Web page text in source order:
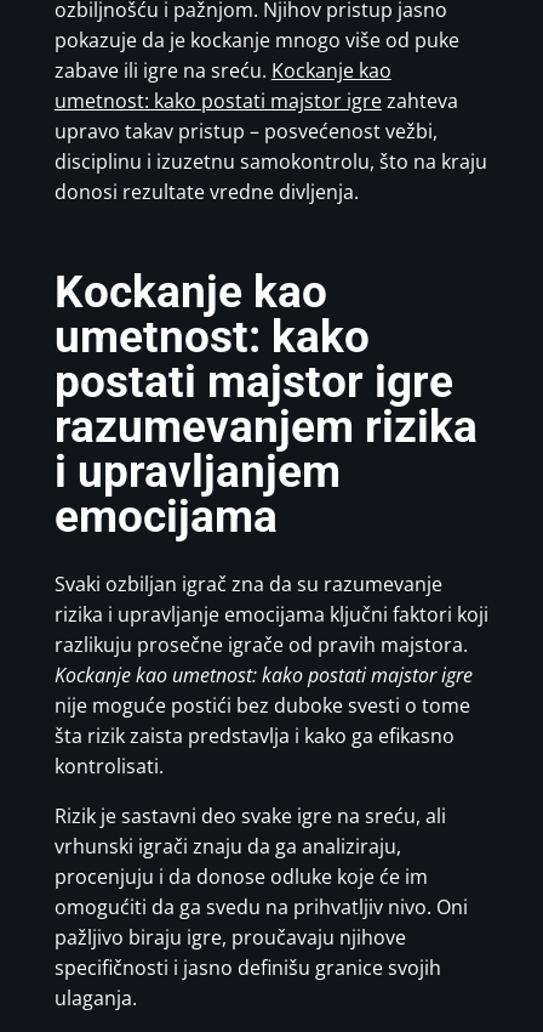
ozbiljnošću i pažnjom. Njihov pristup jasno
pokazuje da je kockanje mnogo više od puke
zabave ili igre na sreću. Kockanje kao
umetnost: kako postati majstor igrezahteva
upravo takav pristup – posvećenost vežbi,
disciplinu i izuzetnu samokontrolu, što na kraju
donosi rezultate vredne divljenja.
Kockanje kao
umetnost: kako
postati majstor igre
razumevanjem rizika
i upravljanjem
emocijama
Svaki ozbiljan igrač zna da su razumevanje
rizika i upravljanje emocijama ključni faktori koji
razlikuju prosečne igrače od pravih majstora.
Kockanje kao umetnost: kako postati majstor igre
nije moguće postići bez duboke svesti o tome
šta rizik zaista predstavlja i kako ga efikasno
kontrolisati.
Rizik je sastavni deo svake igre na sreću, ali
vrhunski igrači znaju da ga analiziraju,
procenjuju i da donose odluke koje će im
omogućiti da ga svedu na prihvatljiv nivo. Oni
pažljivo biraju igre, proučavaju njihove
specifičnosti i jasno definišu granice svojih
ulaganja.